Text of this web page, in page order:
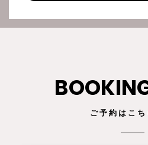
ご予約はこち